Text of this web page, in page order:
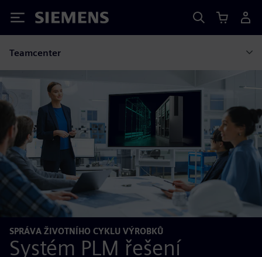
Siemens
Teamcenter
SPRÁVA ŽIVOTNÍHO CYKLU VÝROBKŮ
Systém PLM řešení